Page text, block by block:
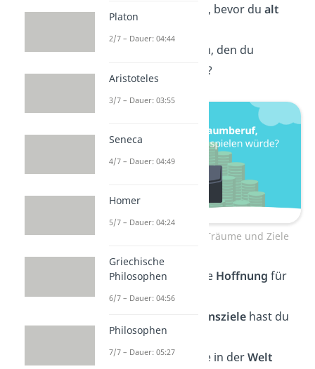
erreichen möchtest, bevor du alt
Gibt es einen Traum, den du
musstest?
Deep Talk Fragen über Träume und Ziele
Was ist deine größte Hoffnung für
die Zukunft?
Lebenszielehast du
bereits erreicht?
Wenn du eine Sache in derWelt
Platon
2/7 – Dauer: 04:44
Aristoteles
3/7 – Dauer: 03:55
Seneca
4/7 – Dauer: 04:49
Homer
5/7 – Dauer: 04:24
Griechische
Philosophen
6/7 – Dauer: 04:56
Philosophen
7/7 – Dauer: 05:27